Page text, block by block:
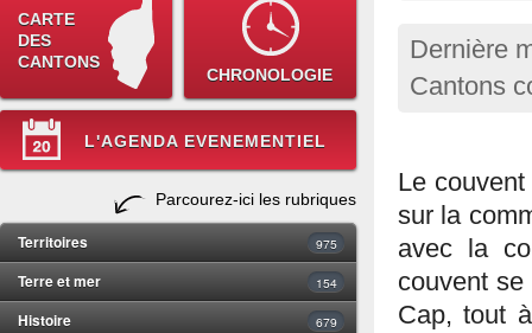
CARTE
DES
CANTONS
CHRONOLOGIE
L'AGENDA EVENEMENTIEL
Parcourez-ici les rubriques
Territoires 975
Terre et mer 154
Histoire 679
Dernière
Cantons
Le
sur la
avec la
couvent
Cap, tout